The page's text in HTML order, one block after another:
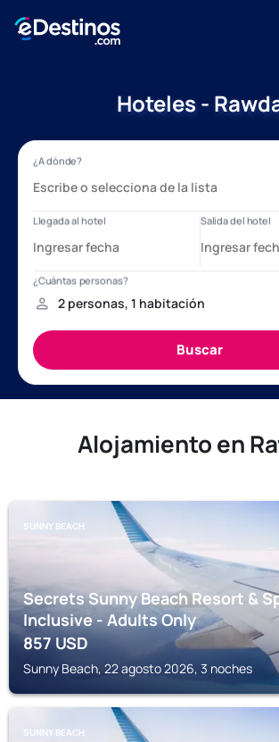
Hoteles -
Alojamiento en
SUNNY BEACH
Secrets Sunny Beach Resort &
Inclusive - Adults Only
857USD
Sunny Beach, 22 agosto 2026, 3 noches
SUNNY BEACH